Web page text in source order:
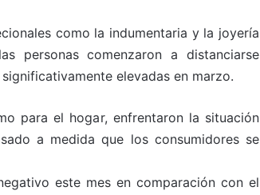
como la indumentaria y la joyería
personas comenzaron a distanciarse
elevadas en marzo.
para el hogar, enfrentaron la situación
a medida que los consumidores se
este mes en comparación con el